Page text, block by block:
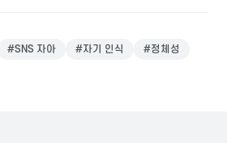
#SNS 자아 #자기 인식 #정체성